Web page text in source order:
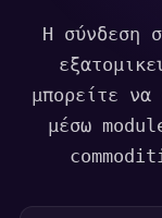
Η σύνδεση
μπορείτε να
μέσω